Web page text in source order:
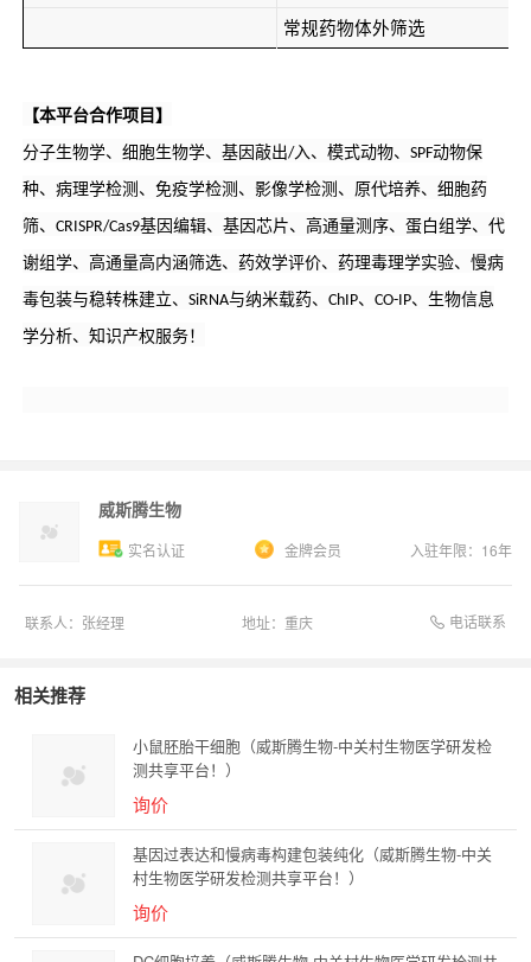
常规药物体外筛选
【本平台合作项目】
分子生物学、细胞生物学、基因敲出/入、模式动物、SPF动物保
种、病理学检测、免疫学检测、影像学检测、原代培养、细胞药
筛、CRISPR/Cas9基因编辑、基因芯片、高通量测序、蛋白组学、代
谢组学、高通量高内涵筛选、药效学评价、药理毒理学实验、慢病
毒包装与稳转株建立、SiRNA与纳米载药、ChIP、CO-IP、生物信息
学分析、知识产权服务！
威斯腾生物
实名认证 金牌会员 入驻年限： 16年
联系人： 张经理 地址： 重庆 电话联系
相关推荐
小鼠胚胎干细胞（威斯腾生物-中关村生物医学研发检
测共享平台！）
询价
基因过表达和慢病毒构建包装纯化（威斯腾生物-中关
村生物医学研发检测共享平台！）
询价